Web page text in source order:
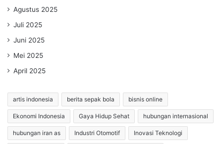
Agustus 2025
Juli 2025
Juni 2025
Mei 2025
April 2025
artis indonesia berita sepak bola bisnis online
Ekonomi Indonesia Gaya Hidup Sehat hubungan internasional
hubungan iran as Industri Otomotif Inovasi Teknologi